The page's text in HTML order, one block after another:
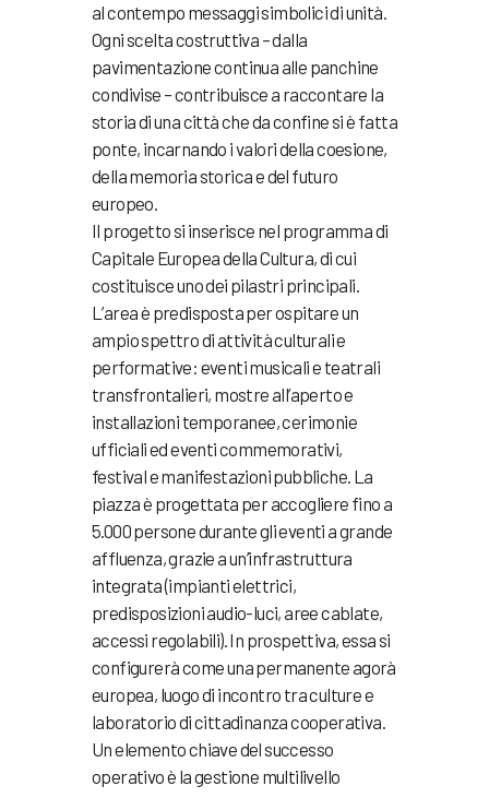
al contempo messaggi simbolici di unità.
Ogni scelta costruttiva – dalla
pavimentazione continua alle panchine
condivise – contribuisce a raccontare la
storia di una città che da confine si è fatta
ponte, incarnando i valori della coesione,
della memoria storica e del futuro
europeo.
Il progetto si inserisce nel programma di
Capitale Europea della Cultura, di cui
costituisce uno dei pilastri principali.
L’area è predisposta per ospitare un
ampio spettro di attività culturali e
performative: eventi musicali e teatrali
transfrontalieri, mostre all’aperto e
installazioni temporanee, cerimonie
ufficiali ed eventi commemorativi,
festival e manifestazioni pubbliche. La
piazza è progettata per accogliere fino a
5.000 persone durante gli eventi a grande
affluenza, grazie a un’infrastruttura
integrata (impianti elettrici,
predisposizioni audio-luci, aree cablate,
accessi regolabili). In prospettiva, essa si
configurerà come una permanente agorà
europea, luogo di incontro tra culture e
laboratorio di cittadinanza cooperativa.
Un elemento chiave del successo
operativo è la gestione multilivello